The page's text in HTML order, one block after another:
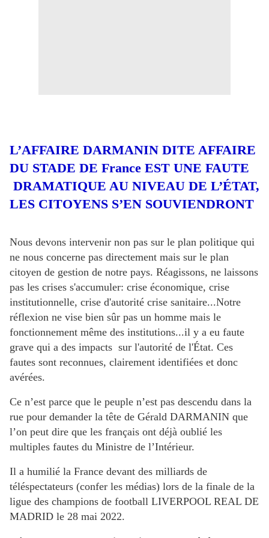
L’AFFAIRE DARMANIN DITE AFFAIRE
DU STADE DE France EST UNE FAUTE
DRAMATIQUE AU NIVEAU DE L’ÉTAT,
LES CITOYENS S’EN SOUVIENDRONT
Nous devons intervenir non pas sur le plan politique qui
ne nous concerne pas directement mais sur le plan
citoyen de gestion de notre pays. Réagissons, ne laissons
pas les crises s'accumuler: crise économique, crise
institutionnelle, crise d'autorité crise sanitaire...Notre
réflexion ne vise bien sûr pas un homme mais le
fonctionnement même des institutions...il y a eu faute
grave qui a des impacts sur l'autorité de l'État. Ces
fautes sont reconnues, clairement identifiées et donc
avérées.
Ce n’est parce que le peuple n’est pas descendu dans la
rue pour demander la tête de Gérald DARMANIN que
l’on peut dire que les français ont déjà oublié les
multiples fautes du Ministre de l’Intérieur.
Il a humilié la France devant des milliards de
téléspectateurs (confer les médias) lors de la finale de la
ligue des champions de football LIVERPOOL REAL DE
MADRID le 28 mai 2022.